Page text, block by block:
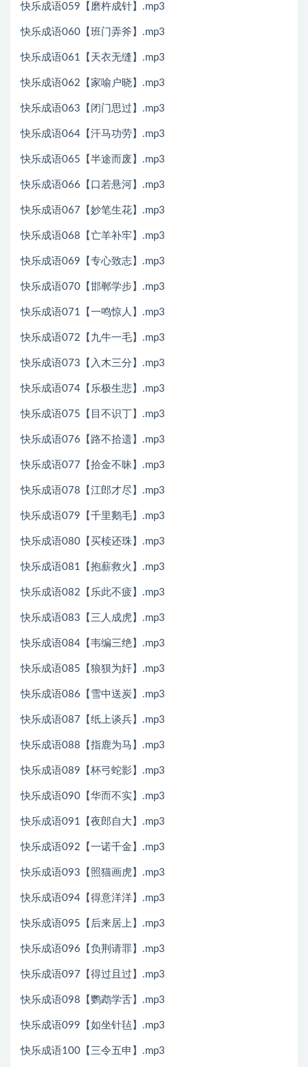
快乐成语059【磨杵成针】.mp3
快乐成语060【班门弄斧】.mp3
快乐成语061【天衣无缝】.mp3
快乐成语062【家喻户晓】.mp3
快乐成语063【闭门思过】.mp3
快乐成语064【汗马功劳】.mp3
快乐成语065【半途而废】.mp3
快乐成语066【口若悬河】.mp3
快乐成语067【妙笔生花】.mp3
快乐成语068【亡羊补牢】.mp3
快乐成语069【专心致志】.mp3
快乐成语070【邯郸学步】.mp3
快乐成语071【一鸣惊人】.mp3
快乐成语072【九牛一毛】.mp3
快乐成语073【入木三分】.mp3
快乐成语074【乐极生悲】.mp3
快乐成语075【目不识丁】.mp3
快乐成语076【路不拾遗】.mp3
快乐成语077【拾金不昧】.mp3
快乐成语078【江郎才尽】.mp3
快乐成语079【千里鹅毛】.mp3
快乐成语080【买椟还珠】.mp3
快乐成语081【抱薪救火】.mp3
快乐成语082【乐此不疲】.mp3
快乐成语083【三人成虎】.mp3
快乐成语084【韦编三绝】.mp3
快乐成语085【狼狈为奸】.mp3
快乐成语086【雪中送炭】.mp3
快乐成语087【纸上谈兵】.mp3
快乐成语088【指鹿为马】.mp3
快乐成语089【杯弓蛇影】.mp3
快乐成语090【华而不实】.mp3
快乐成语091【夜郎自大】.mp3
快乐成语092【一诺千金】.mp3
快乐成语093【照猫画虎】.mp3
快乐成语094【得意洋洋】.mp3
快乐成语095【后来居上】.mp3
快乐成语096【负荆请罪】.mp3
快乐成语097【得过且过】.mp3
快乐成语098【鹦鹉学舌】.mp3
快乐成语099【如坐针毡】.mp3
快乐成语100【三令五申】.mp3